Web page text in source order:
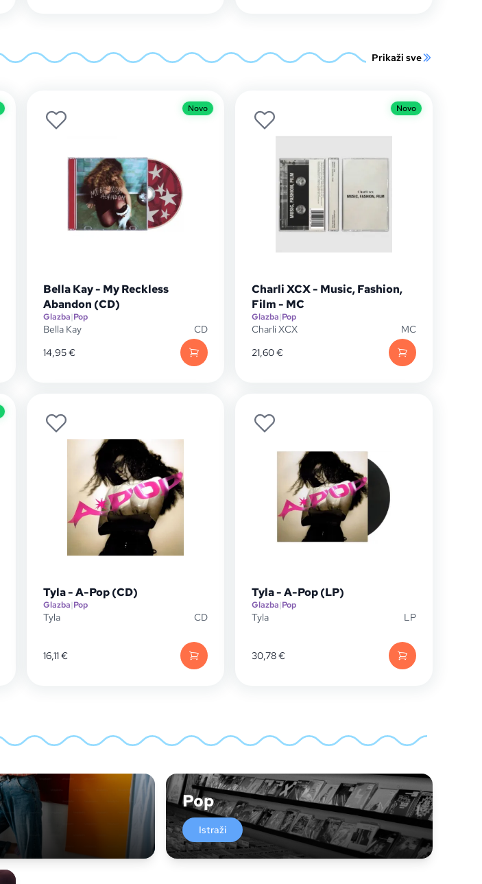
Prikaži sve
Novo
Bella Kay - My Reckless
Abandon (CD)
Glazba|Pop
Bella Kay
CD
14,95€
Novo
Charli XCX - Music, Fashion,
Film - MC
Glazba|Pop
Charli XCX
MC
21,60€
Tyla - A-Pop (CD)
Glazba|Pop
Tyla CD
16,11€
Tyla - A-Pop (LP)
Glazba|Pop
Tyla LP
30,78€
Pop
Istraži